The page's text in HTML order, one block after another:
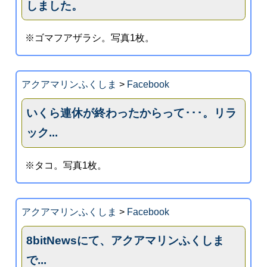
しました。
※ゴマフアザラシ。写真1枚。
アクアマリンふくしま > Facebook
いくら連休が終わったからって･･･。リラ
ック...
※タコ。写真1枚。
アクアマリンふくしま > Facebook
8bitNewsにて、アクアマリンふくしま
で...